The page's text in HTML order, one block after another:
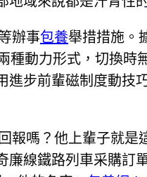
辦事包養舉措措施。
種動力形式，切換時
步前輩磁制度動技
報嗎？他上輩子就是
廉線鐵路列車采購訂